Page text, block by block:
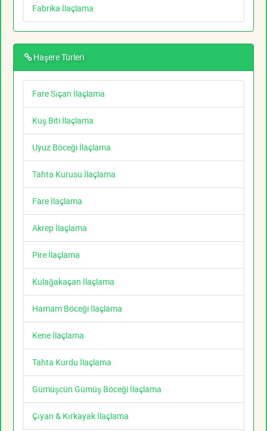
Fabrika İlaçlama
Haşere Türleri
Fare Sıçan İlaçlama
Kuş Biti İlaçlama
Uyuz Böceği İlaçlama
Tahta Kurusu İlaçlama
Fare İlaçlama
Akrep İlaçlama
Pire İlaçlama
Kulağakaçan İlaçlama
Hamam Böceği İlaçlama
Kene İlaçlama
Tahta Kurdu İlaçlama
Gümüşcün Gümüş Böceği İlaçlama
Çıyan & Kırkayak İlaçlama